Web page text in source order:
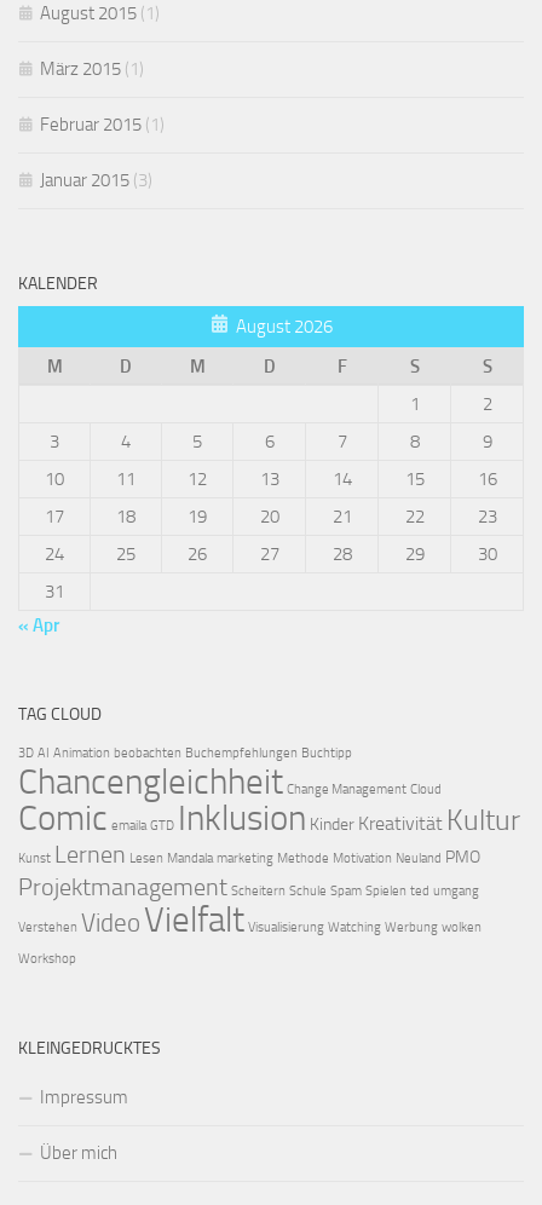
August 2015 (1)
März 2015 (1)
Februar 2015 (1)
Januar 2015 (3)
KALENDER
August 2026
M
D M D F S
S
1
2
3
4 5 6 7 8
9
10
11 12 13 14 15
16
17
18 19 20 21 22
23
24
25 26 27 28 29
30
31
« Apr
TAG CLOUD
3D AI Animation beobachten Buchempfehlungen Buchtipp
Chancengleichheit Change Management Cloud
Comic emaila GTD Inklusion Kinder Kreativität Kultur
Kunst Lernen Lesen Mandala marketing Methode Motivation Neuland PMO
Projektmanagement Scheitern Schule Spam Spielen ted umgang
Verstehen Video Vielfalt Visualisierung Watching Werbung wolken
Workshop
KLEINGEDRUCKTES
Impressum
Über mich